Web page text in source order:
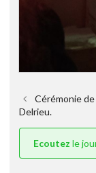
Cérémonie
Delrieu.
Ecoutez le